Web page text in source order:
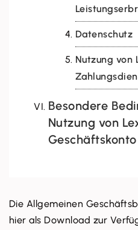
Datenschutz
Nutzung von
Besondere
Nutzung von
Geschäftskonto
Die Allgemeinen
hier als Download zur